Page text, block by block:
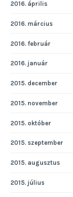
2016. április
2016. március
2016. február
2016. január
2015. december
2015. november
2015. október
2015. szeptember
2015. augusztus
2015. július